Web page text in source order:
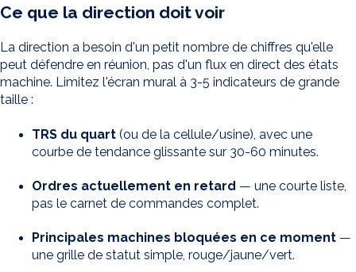
Ce que la direction doit voir
La direction a besoin d'un petit nombre de chiffres qu'elle
peut défendre en réunion, pas d'un flux en direct des états
machine. Limitez l'écran mural à 3-5 indicateurs de grande
taille :
TRS du quart (ou de la cellule/usine), avec une
courbe de tendance glissante sur 30-60 minutes.
Ordres actuellement en retard — une courte liste,
pas le carnet de commandes complet.
Principales machines bloquées en ce moment —
une grille de statut simple, rouge/jaune/vert.